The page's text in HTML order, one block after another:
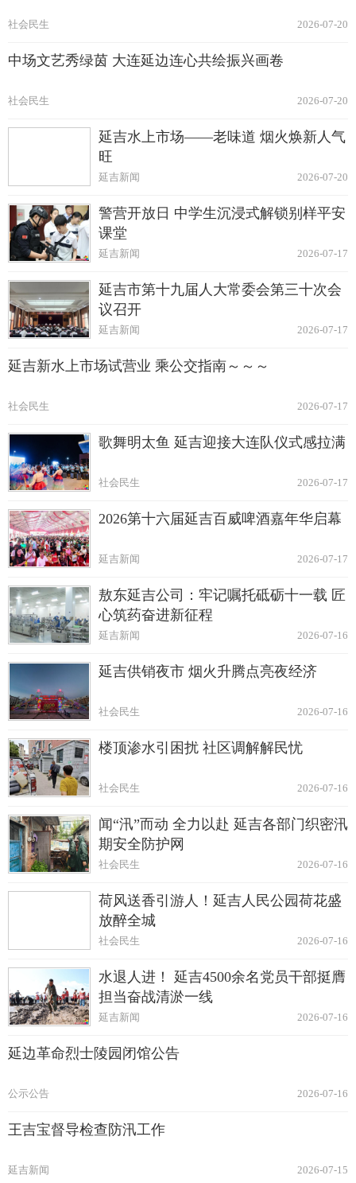
2026-07-20
社会民生
中场文艺秀绿茵 大连延边连心共绘振兴画卷
2026-07-20
社会民生
延吉水上市场——老味道 烟火焕新人气
旺
2026-07-20
延吉新闻
警营开放日 中学生沉浸式解锁别样平安
课堂
2026-07-17
延吉新闻
延吉市第十九届人大常委会第三十次会
议召开
2026-07-17
延吉新闻
延吉新水上市场试营业 乘公交指南～～～
2026-07-17
社会民生
歌舞明太鱼 延吉迎接大连队仪式感拉满
2026-07-17
社会民生
2026第十六届延吉百威啤酒嘉年华启幕
2026-07-17
延吉新闻
敖东延吉公司：牢记嘱托砥砺十一载 匠
心筑药奋进新征程
2026-07-16
延吉新闻
延吉供销夜市 烟火升腾点亮夜经济
2026-07-16
社会民生
楼顶渗水引困扰 社区调解解民忧
2026-07-16
社会民生
闻“汛”而动 全力以赴 延吉各部门织密汛
期安全防护网
2026-07-16
社会民生
荷风送香引游人！延吉人民公园荷花盛
放醉全城
2026-07-16
社会民生
水退人进！ 延吉4500余名党员干部挺膺
担当奋战清淤一线
2026-07-16
延吉新闻
延边革命烈士陵园闭馆公告
2026-07-16
公示公告
王吉宝督导检查防汛工作
2026-07-15
延吉新闻